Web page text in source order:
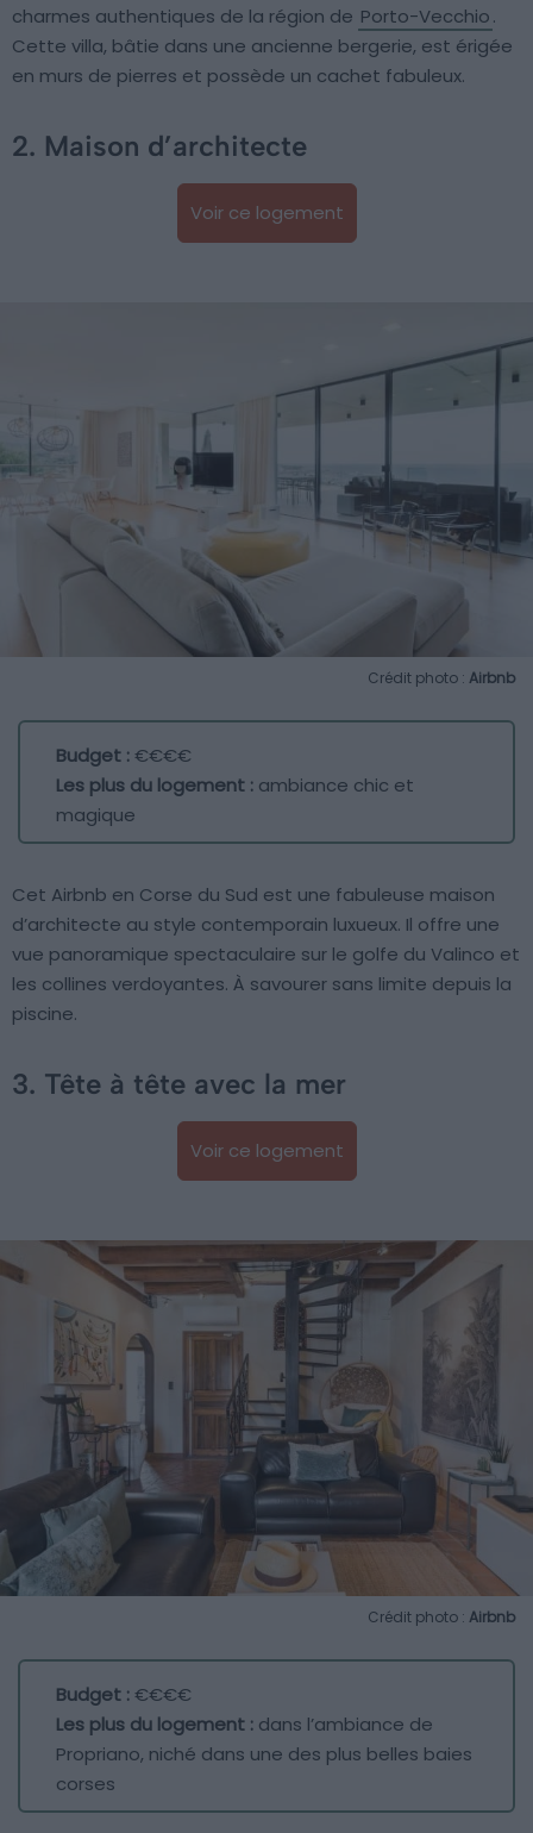
charmes authentiques de la région de Porto-Vecchio.
Cette villa, bâtie dans une ancienne bergerie, est érigée
en murs de pierres et possède un cachet fabuleux.
2. Maison d’architecte
Voir ce logement
Crédit photo : Airbnb
Budget :€€€€
Les plus du logement : ambiance chic et
magique
Cet Airbnb en Corse du Sud est une fabuleuse maison
d’architecte au style contemporain luxueux. Il offre une
vue panoramique spectaculaire sur le golfe du Valinco et
les collines verdoyantes. À savourer sans limite depuis la
piscine.
3. Tête à tête avec la mer
Voir ce logement
Crédit photo : Airbnb
Budget :€€€€
Les plus du logement : dans l’ambiance de
Propriano, niché dans une des plus belles baies
corses